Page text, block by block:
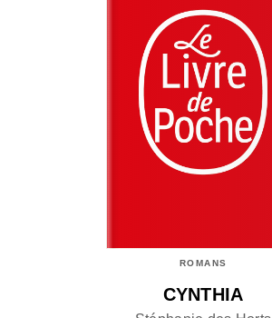
ROMANS
CYNTHIA